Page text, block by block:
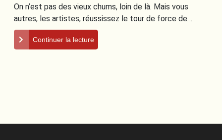
On n’est pas des vieux chums, loin de là. Mais vous
autres, les artistes, réussissez le tour de force de…
Continuer la lecture